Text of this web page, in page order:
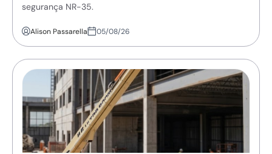
segurança NR-35.
Alison Passarella 05/08/26